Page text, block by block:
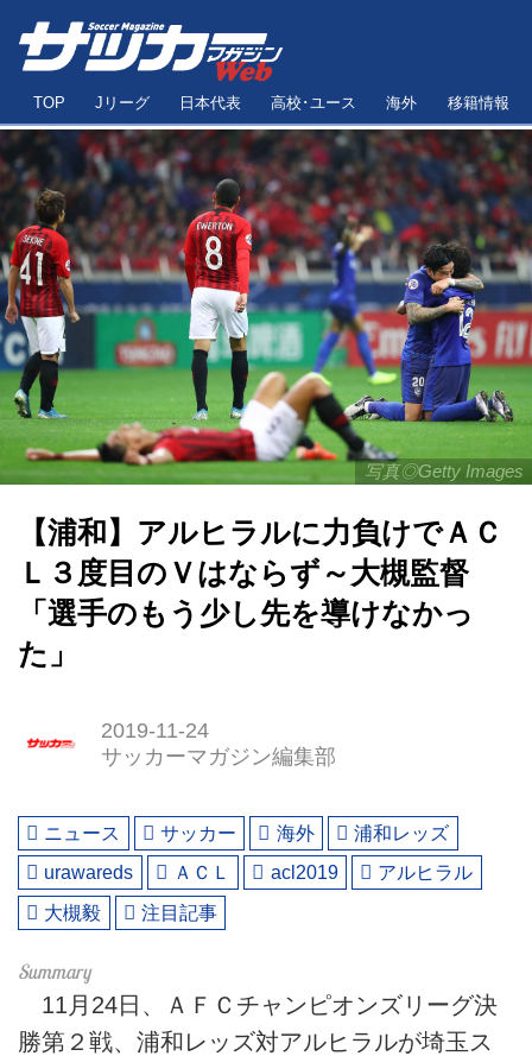
TOP Jリーグ 日本代表 高校･ユース 海外 移籍情報
写真◎Getty Images
【浦和】アルヒラルに力負けでＡＣ
Ｌ３度目のＶはならず～大槻監督
「選手のもう少し先を導けなかっ
た」
2019-11-24
サッカーマガジン編集部
ニュース サッカー 海外
浦和レッズ
urawareds
ＡＣＬ acl2019
アルヒラル
大槻毅
注目記事
11月24日、ＡＦＣチャンピオンズリーグ決
勝第２戦、浦和レッズ対アルヒラルが埼玉ス